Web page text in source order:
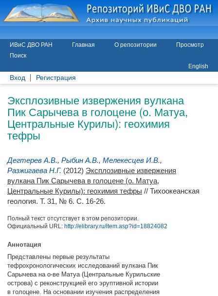
ИВиС ДВО РАН Главная О репозитории
Просмотр
Поиск
English
Вход Регистрация
Эксплозивные извержения вулкана
Пик Сарычева в голоцене (о. Матуа,
Центральные Курилы): геохимия
тефры
Дегтерев А.В., Рыбин А.В., Мелекесцев И.В.,
Разжигаева Н.Г. (2012) Эксплозивные извержения
вулкана Пик Сарычева в голоцене (о. Матуа,
Центральные Курилы): геохимия тефры // Тихоокеанская
геология. Т. 31, № 6. С. 16-26.
Полный текст отсутствует в этом репозитории.
Официальный URL: http://elibrary.ru/item.asp?id=18824082
Аннотация
Представлены первые результаты
тефрохронологических исследований вулкана Пик
Сарычева на о-ве Матуа (Центральные Курильские
острова) с реконструкцией его эруптивной истории
в голоцене. На основании изучения распределения